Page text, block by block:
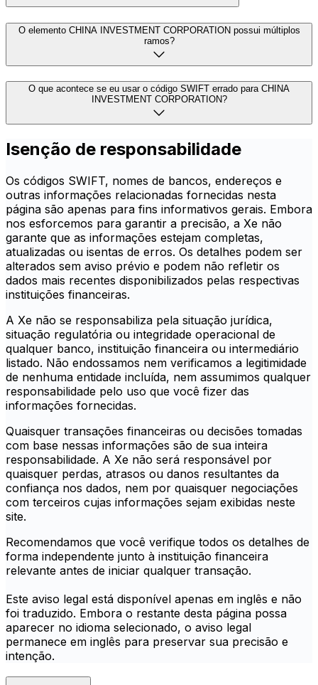
O elemento CHINA INVESTMENT CORPORATION possui múltiplos
ramos?
O que acontece se eu usar o código SWIFT errado para CHINA
INVESTMENT CORPORATION?
Isenção de responsabilidade
Os códigos SWIFT, nomes de bancos, endereços e
outras informações relacionadas fornecidas nesta
página são apenas para fins informativos gerais. Embora
nos esforcemos para garantir a precisão, a Xe não
garante que as informações estejam completas,
atualizadas ou isentas de erros. Os detalhes podem ser
alterados sem aviso prévio e podem não refletir os
dados mais recentes disponibilizados pelas respectivas
instituições financeiras.
A Xe não se responsabiliza pela situação jurídica,
situação regulatória ou integridade operacional de
qualquer banco, instituição financeira ou intermediário
listado. Não endossamos nem verificamos a legitimidade
de nenhuma entidade incluída, nem assumimos qualquer
responsabilidade pelo uso que você fizer das
informações fornecidas.
Quaisquer transações financeiras ou decisões tomadas
com base nessas informações são de sua inteira
responsabilidade. A Xe não será responsável por
quaisquer perdas, atrasos ou danos resultantes da
confiança nos dados, nem por quaisquer negociações
com terceiros cujas informações sejam exibidas neste
site.
Recomendamos que você verifique todos os detalhes de
forma independente junto à instituição financeira
relevante antes de iniciar qualquer transação.
Este aviso legal está disponível apenas em inglês e não
foi traduzido. Embora o restante desta página possa
aparecer no idioma selecionado, o aviso legal
permanece em inglês para preservar sua precisão e
intenção.